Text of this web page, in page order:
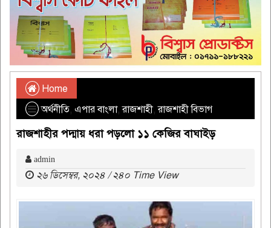
Home
অর্থনীতি, এপার বাংলা,রাজশাহী,রাজশাহী বিভাগ
রাজশাহীর পদ্মায় ধরা পড়লো ১১ কেজির বাঘাইড়
admin
২৬ ডিসেম্বর, ২০২৪ / ২৪০ Time View